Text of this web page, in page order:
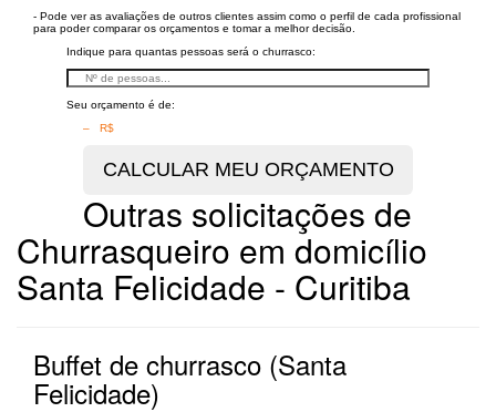
- Pode ver as avaliações de outros clientes assim como o perfil de cada profissional
para poder comparar os orçamentos e tomar a melhor decisão.
Indique para quantas pessoas será o churrasco:
Seu orçamento é de:
– R$
Outras solicitações de
Churrasqueiro em domicílio
Santa Felicidade - Curitiba
Buffet de churrasco (Santa
Felicidade)